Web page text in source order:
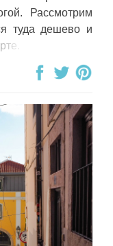
Рассмотрим
туда дешево и